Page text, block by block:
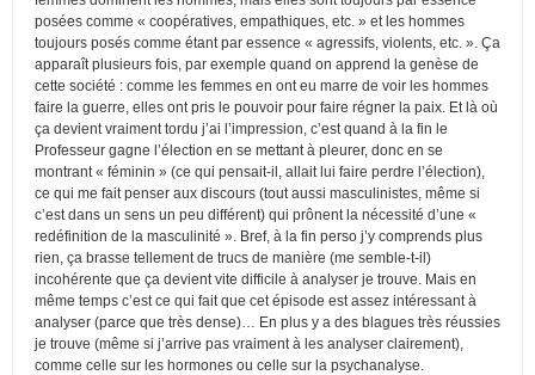
posées comme « coopératives, empathiques, etc. » et les hommes
toujours posés comme étant par essence « agressifs, violents, etc. ». Ça
apparaît plusieurs fois, par exemple quand on apprend la genèse de
cette société : comme les femmes en ont eu marre de voir les hommes
faire la guerre, elles ont pris le pouvoir pour faire régner la paix. Et là où
ça devient vraiment tordu j’ai l’impression, c’est quand à la fin le
Professeur gagne l’élection en se mettant à pleurer, donc en se
montrant « féminin » (ce qui pensait-il, allait lui faire perdre l’élection),
ce qui me fait penser aux discours (tout aussi masculinistes, même si
c’est dans un sens un peu différent) qui prônent la nécessité d’une «
redéfinition de la masculinité ». Bref, à la fin perso j’y comprends plus
rien, ça brasse tellement de trucs de manière (me semble-t-il)
incohérente que ça devient vite difficile à analyser je trouve. Mais en
même temps c’est ce qui fait que cet épisode est assez intéressant à
analyser (parce que très dense)… En plus y a des blagues très réussies
je trouve (même si j’arrive pas vraiment à les analyser clairement),
comme celle sur les hormones ou celle sur la psychanalyse.